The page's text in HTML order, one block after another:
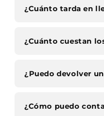
¿Cuánto tarda en
¿Cuánto cuestan
¿Puedo devolver
¿Cómo puedo